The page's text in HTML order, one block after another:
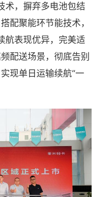
术，摒弃多电池包结
配聚能环节能技术，
航表现优异，完美适
配送场景，彻底告别
现单日运输续航“一